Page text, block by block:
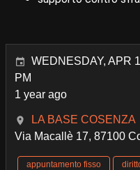
WEDNESDAY, APR
PM
1 year ago
LA BASE COSENZA
Via Macallè 17, 87100
appuntamento fisso